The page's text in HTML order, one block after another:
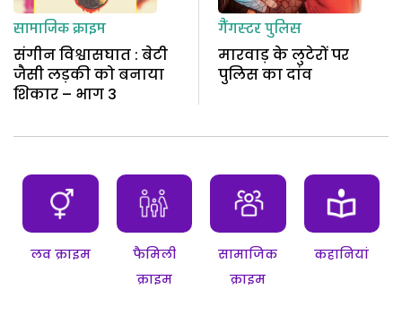
सामाजिक क्राइम
संगीन विश्वासघात : बेटी
जैसी लड़की को बनाया
शिकार – भाग 3
गैंगस्टरपुलिस
मारवाड़ के लुटेरों पर
पुलिस का दांव
लव क्राइम
फैमिली
क्राइम
सामाजिक
क्राइम
कहानियां